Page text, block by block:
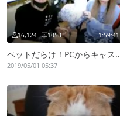
1:59:41
16,124 1053
ペットだらけ！
2019/05/01 05:37